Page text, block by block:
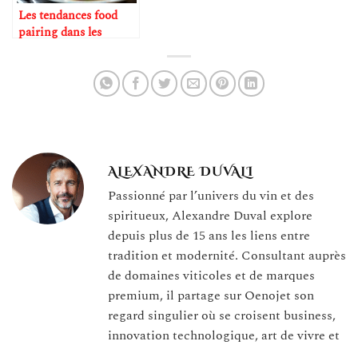
Les tendances food
pairing dans les
ALEXANDRE DUVALI
Passionné par l’univers du vin et des
spiritueux, Alexandre Duval explore
depuis plus de 15 ans les liens entre
tradition et modernité. Consultant auprès
de domaines viticoles et de marques
premium, il partage sur Oenojet son
regard singulier où se croisent business,
innovation technologique, art de vivre et